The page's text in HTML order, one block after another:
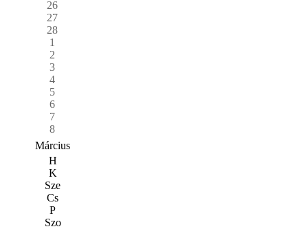
26
27
28
1
2
3
4
5
6
7
8
Március
H
K
Sze
Cs
P
Szo